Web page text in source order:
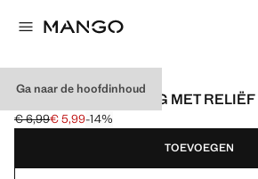
Ga naar de hoofdinhoud
RONDVORMIGE RING MET RELIËF
Oorspronkelijke prijs doorgehaald [€ 6,99 ]
€ 6,99
Huidige prijs [€ 5,99 ]
€ 5,99-14%
Kies een kleur
TOEVOEGEN